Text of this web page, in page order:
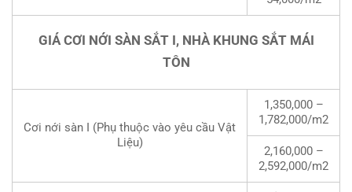
GIÁ CƠI NỚI SÀN SẮT I, NHÀ KHUNG SẮT MÁI
TÔN
Cơi nới sàn I (Phụ thuộc vào yêu cầu Vật
Liệu)
1,350,000 –
1,782,000/m2
2,160,000 –
2,592,000/m2